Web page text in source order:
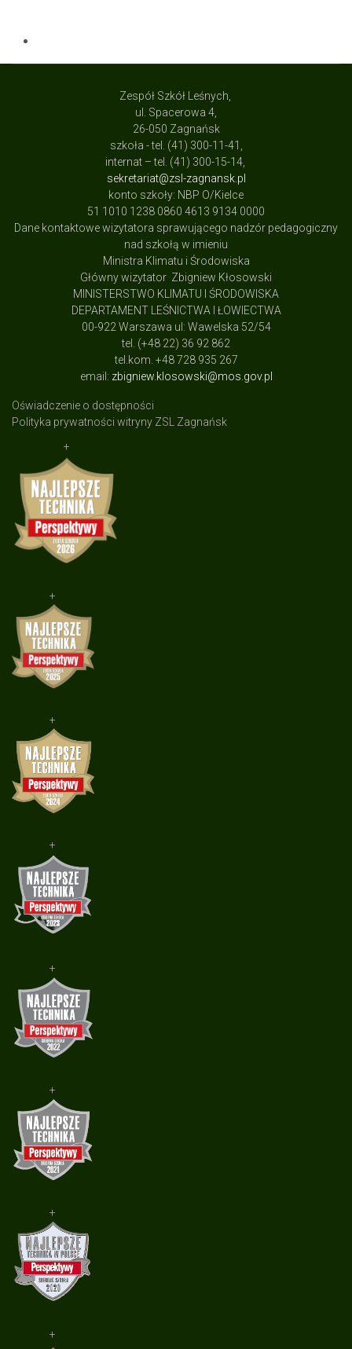
Zespół Szkół Leśnych,
ul. Spacerowa 4,
26-050 Zagnańsk
szkoła - tel. (41) 300-11-41,
internat – tel. (41) 300-15-14,
sekretariat@zsl-zagnansk.pl
konto szkoły: NBP O/Kielce
51 1010 1238 0860 4613 9134 0000
Dane kontaktowe wizytatora sprawującego nadzór pedagogiczny
nad szkołą w imieniu
Ministra Klimatu i Środowiska
Główny wizytator Zbigniew Kłosowski
MINISTERSTWO KLIMATU I ŚRODOWISKA
DEPARTAMENT LEŚNICTWA I ŁOWIECTWA
00-922 Warszawa ul: Wawelska 52/54
tel. (+48 22) 36 92 862
tel.kom. +48 728 935 267
email: zbigniew.klosowski@mos.gov.pl
Oświadczenie o dostępności
Polityka prywatności witryny ZSL Zagnańsk
+
+
+
+
+
+
+
+